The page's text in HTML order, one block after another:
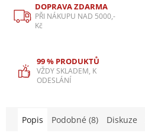
DOPRAVA ZDARMA
PŘI NÁKUPU NAD 5000,-
Kč
99 % PRODUKTŮ
VŽDY SKLADEM, K
ODESLÁNÍ
Popis Podobné (8) Diskuze